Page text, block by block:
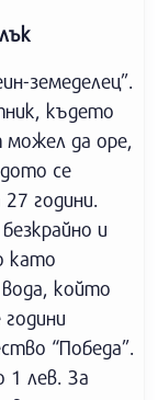
земеделец”.
където
можел да оре,
се
години.
и
като
който
“Победа”.
1 лев. За